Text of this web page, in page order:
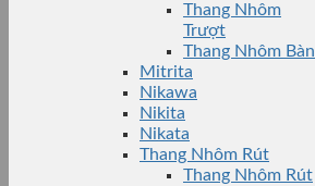
Thang Nhôm
Trượt
Thang Nhôm Bàn
Mitrita
Nikawa
Nikita
Nikata
Thang Nhôm Rút
Thang Nhôm Rút